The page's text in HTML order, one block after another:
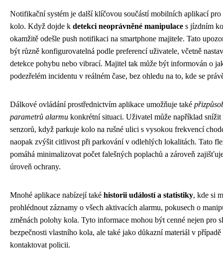
Notifikační systém je další klíčovou součástí mobilních aplikací pro
kolo. Když dojde k detekci neoprávněné manipulace s jízdním
okamžitě odešle push notifikaci na smartphone majitele. Tato
být různě konfigurovatelná podle preferencí uživatele, včetně
detekce pohybu nebo vibrací. Majitel tak může být informován o
podezřelém incidentu v reálném čase, bez ohledu na to, kde se
Dálkové ovládání prostřednictvím aplikace umožňuje také
parametrů alarmu konkrétní situaci. Uživatel může například
senzorů, když parkuje kolo na rušné ulici s vysokou frekvencí
naopak zvýšit citlivost při parkování v odlehlých lokalitách. Tato
pomáhá minimalizovat počet falešných poplachů a zároveň
úroveň ochrany.
Mnohé aplikace nabízejí také historii událostí a statistiky, kde si
prohlédnout záznamy o všech aktivacích alarmu, pokusech o
změnách polohy kola. Tyto informace mohou být cenné nejen pro
bezpečnosti vlastního kola, ale také jako důkazní materiál v
kontaktovat policii.